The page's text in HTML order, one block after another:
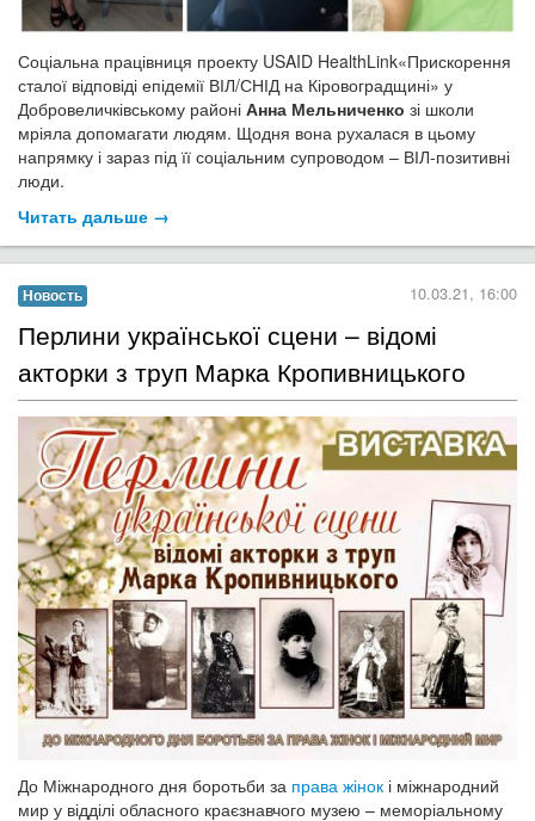
Соціальна працівниця проекту USAID HealthLink«Прискорення
сталої відповіді епідемії ВІЛ/СНІД на Кіровоградщині» у
Добровеличківському районі Анна Мельниченко зі школи
мріяла допомагати людям. Щодня вона рухалася в цьому
напрямку і зараз під її соціальним супроводом – ВІЛ-позитивні
люди.
Читать дальше →
Новость 10.03.21, 16:00
​Перлини української сцени – відомі
акторки з труп Марка Кропивницького
До Міжнародного дня боротьби за права жінок і міжнародний
мир у відділі обласного краєзнавчого музею – меморіальному